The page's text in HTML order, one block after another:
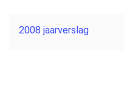
2008 jaarverslag